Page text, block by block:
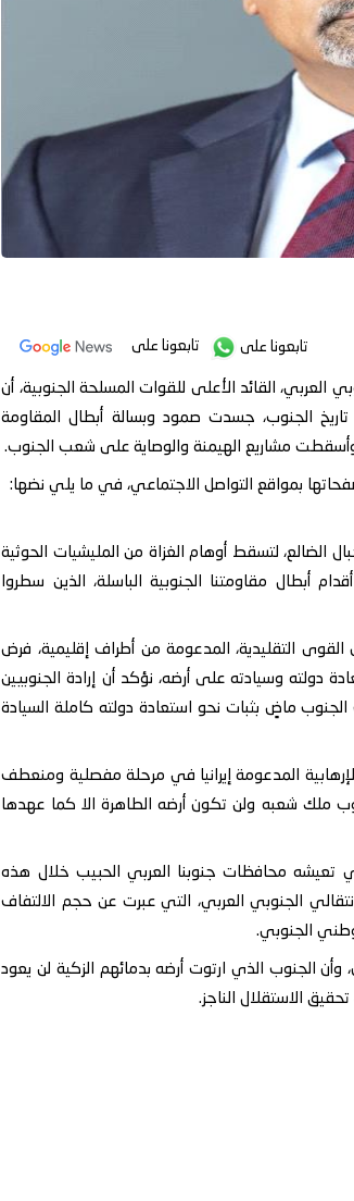
تابعونا على تابعونا على
العربي، القائد الأعلى للقوات المسلحة الجنوبية، أن
في تاريخ الجنوب، جسدت صمود وبسالة أبطال المقاومة
وأسقطت مشاريع الهيمنة والوصاية على شعب الجنوب.
شرارة التحرير من جبال الضالع، لتسقط أوهام الغزاة من المليشيات الحوثية
أبطال مقاومتنا الجنوبية الباسلة، الذين سطروا
ظل محاولات بعض القوى التقليدية، المدعومة من أطراف إقليمية، فرض
دولته وسيادته على أرضه، نؤكد أن إرادة الجنوبيين
ماضٍ بثبات نحو استعادة دولته كاملة السيادة
الحوثية الإرهابية المدعومة إيرانيا في مرحلة مفصلية ومنعطف
ملك شعبه ولن تكون أرضه الطاهرة الا كما عهدها
تعيشه محافظات جنوبنا العربي الحبيب خلال هذه
الجنوبي العربي، التي عبرت عن حجم الالتفاف
الجنوبي.
وأن الجنوب الذي ارتوت أرضه بدمائهم الزكية لن يعود
الاستقلال الناجز.